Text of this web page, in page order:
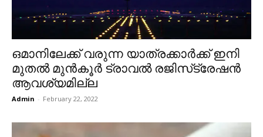
ഒമാനിലേക്ക് വരുന്ന യാത്രക്കാർക്ക് ഇനി
മുതൽ മുൻ‌കൂർ ട്രാവൽ രജിസ്‌ട്രേഷൻ
ആവശ്യമില്ല
Admin - February 22, 2022